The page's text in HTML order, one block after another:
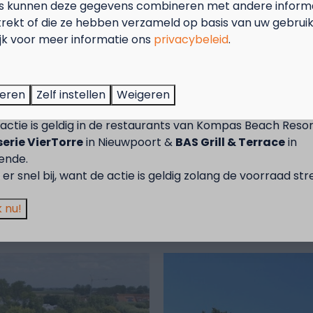
Vakantie aan de kust bij
Kompas Beach Resorts
op het strand, in de duinen of het prachtige
grenzend aan het hinterland
kun je proeven van
zoet water; alles kan!
van Nieuwpoort-stad én -bad. Of ga voor
Bij Kompas Beach Resorts vind je
comfortabele lodges en (XL)
van 2 t.e.m. 28 september van 50% korting op de
personen wanneer je een verblijf boekt!
is geldig in de restaurants van Kompas Beach
VierTorrein Nieuwpoort & BAS Grill & Terracein
er snel bij, want de actie is geldig zolang de voorraad
nu!
kunnen deze gegevens combineren met andere
of die ze hebben verzameld op basis van uw
voor meer informatie ons privacybeleid.
Zelf instellen Weigeren